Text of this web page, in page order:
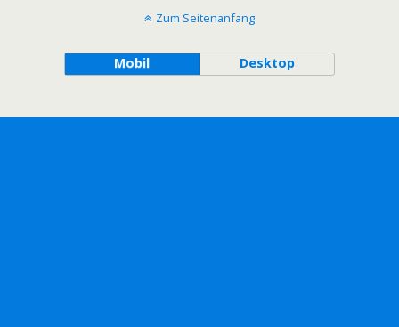
Zum Seitenanfang
Mobil Desktop